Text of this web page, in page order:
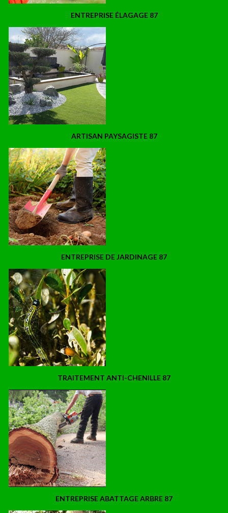
ENTREPRISE ÉLAGAGE 87
ARTISAN PAYSAGISTE 87
ENTREPRISE DE JARDINAGE 87
TRAITEMENT ANTI-CHENILLE 87
ENTREPRISE ABATTAGE ARBRE 87